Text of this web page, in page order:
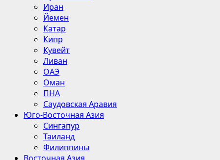
Иран
Йемен
Катар
Кипр
Кувейт
Ливан
ОАЭ
Оман
ПНА
Саудовская Аравия
Юго-Восточная Азия
Сингапур
Таиланд
Филиппины